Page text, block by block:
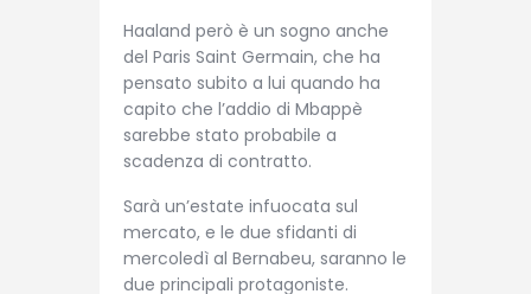
Haaland però è un sogno anche
del Paris Saint Germain, che ha
pensato subito a lui quando ha
capito che l’addio di Mbappè
sarebbe stato probabile a
scadenza di contratto.
Sarà un’estate infuocata sul
mercato, e le due sfidanti di
mercoledì al Bernabeu, saranno le
due principali protagoniste.